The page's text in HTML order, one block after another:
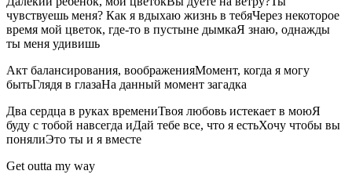
чувствуешь меня? Как я вдыхаю жизнь в тебяЧерез некоторое
время мой цветок, где-то в пустыне дымкаЯ знаю, однажды
ты меня удивишь
Акт балансирования, воображенияМомент, когда я могу
бытьГлядя в глазаНа данный момент загадка
Два сердца в руках времениТвоя любовь истекает в моюЯ
буду с тобой навсегда иДай тебе все, что я естьХочу чтобы вы
понялиЭто ты и я вместе
Get outta my way